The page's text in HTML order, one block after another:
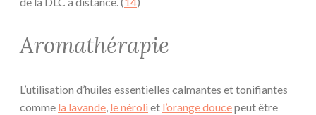
Aromathérapie
L’utilisation d’huiles essentielles calmantes et tonifiantes
comme la lavande, le néroli et l’orange doucepeut être